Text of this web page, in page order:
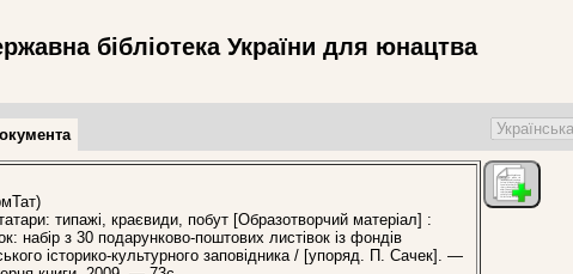
бібліотека України для юнацтва
типажі, краєвиди, побут [Образотворчий матеріал] :
набір з 30 подарунково-поштових листівок із фондів
історико-культурного заповідника / [упоряд. П. Сачек]. —